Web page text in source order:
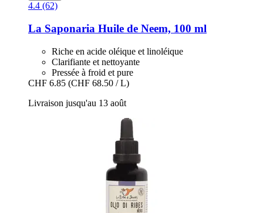
4.4 (62)
La Saponaria Huile de Neem, 100 ml
Riche en acide oléique et linoléique
Clarifiante et nettoyante
Pressée à froid et pure
CHF 6.85 (CHF 68.50 / L)
Livraison jusqu'au 13 août